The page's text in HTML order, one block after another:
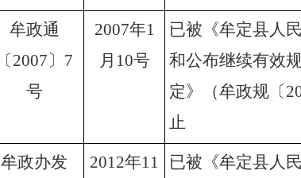
牟政通
〔2007〕 7
号
2007年1
月 10号
已被《牟定县人
和公布继续有效
定》（牟政规〔
止
牟政办发 2012年11 已被《牟定县人